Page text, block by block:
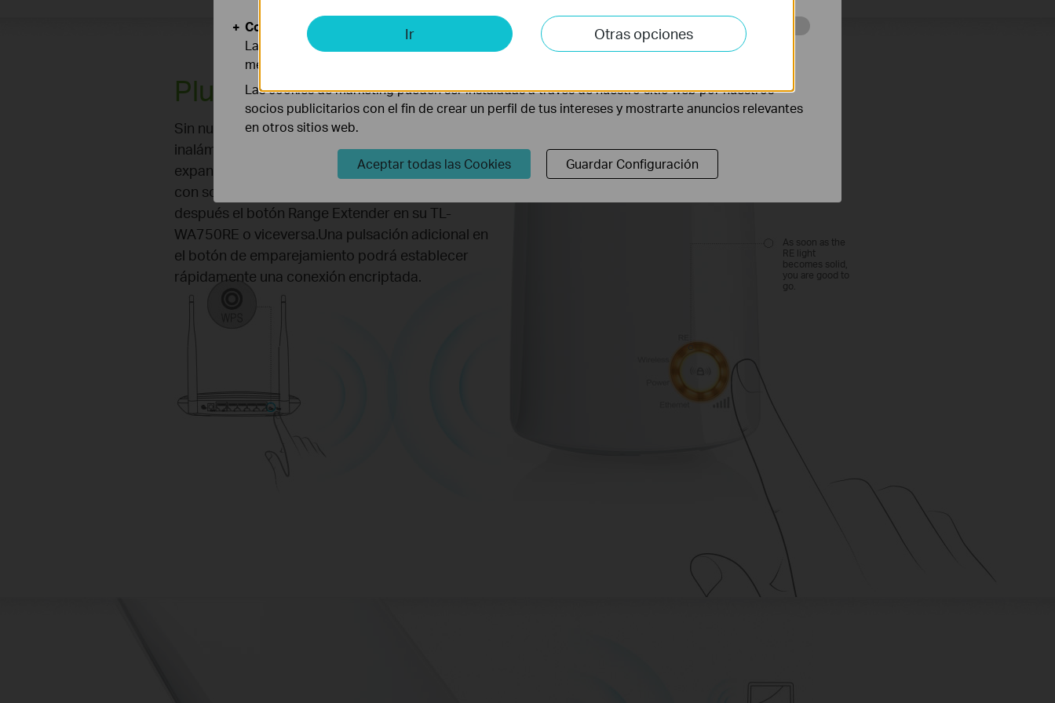
Plug and Play
Sin nuevo cableado,dentro del alcance de su red
inalámbrica existente,los usuarios podrán
expandir fácilmente la cobertura inalámbrica
con solo pulsar el botón WPS en su router y
después el botón Range Extender en su TL-
WA750RE o viceversa.Una pulsación adicional en
el botón de emparejamiento podrá establecer
rápidamente una conexión encriptada.
As soon as the
RE light
becomes solid,
you are good to
go.
Ir Otras opciones
Cookies de Análisis y de Marketing
Las cookies de análisis nos permiten analizar tus actividades en nuestro sitio web con el fin de
mejorar y adaptar la funcionalidad del mismo.
Las cookies de marketing pueden ser instaladas a través de nuestro sitio web por nuestros
socios publicitarios con el fin de crear un perfil de tus intereses y mostrarte anuncios relevantes
en otros sitios web.
Aceptar todas las Cookies Guardar Configuración